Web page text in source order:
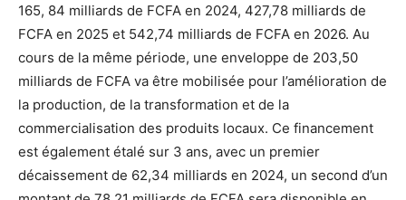
165, 84 milliards de FCFA en 2024, 427,78 milliards de
FCFA en 2025 et 542,74 milliards de FCFA en 2026. Au
cours de la même période, une enveloppe de 203,50
milliards de FCFA va être mobilisée pour l’amélioration de
la production, de la transformation et de la
commercialisation des produits locaux. Ce financement
est également étalé sur 3 ans, avec un premier
décaissement de 62,34 milliards en 2024, un second d’un